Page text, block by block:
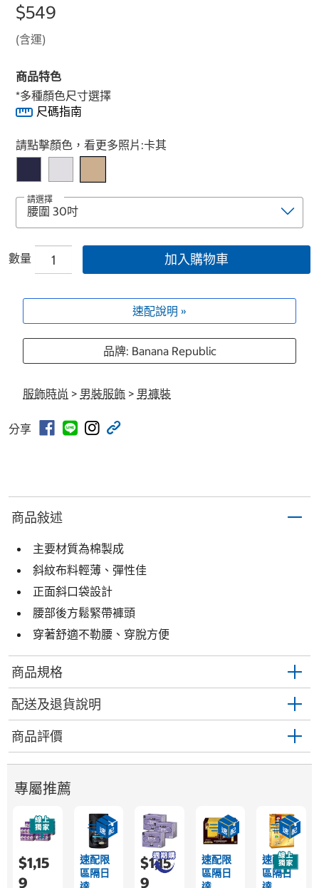
$549
(含運)
商品特色
*多種顏色尺寸選擇
尺碼指南
Select product
請點擊顏色，看更多照片:卡其
請選擇
數量 加入購物車
速配說明 »
品牌: Banana Republic
服飾時尚 > 男裝服飾 > 男褲裝
分享
商品敍述
主要材質為棉製成
斜紋布料輕薄、彈性佳
正面斜口袋設計
腰部後方鬆緊帶褲頭
穿著舒適不勒腰、穿脫方便
商品規格
配送及退貨說明
商品評價
專屬推薦
$1,15
9
速配限
區隔日
$1,15
9
速配限
區隔日
速配限
區隔日